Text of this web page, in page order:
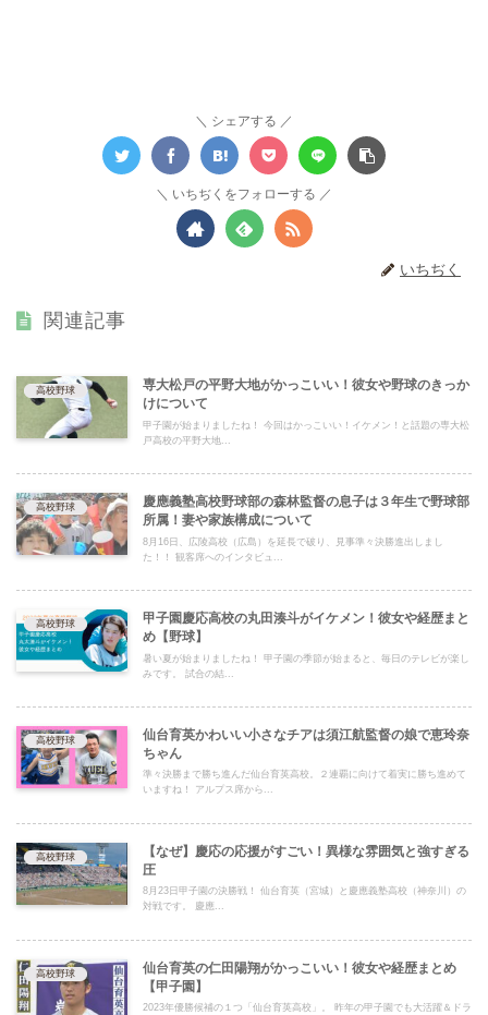
シェアする
いちぢくをフォローする
いちぢく
関連記事
高校野球
専大松戸の平野大地がかっこいい！彼女や野球のきっか
けについて
甲子園が始まりましたね！ 今回はかっこいい！イケメン！と話題の専大松
戸高校の平野大地...
高校野球
慶應義塾高校野球部の森林監督の息子は３年生で野球部
所属！妻や家族構成について
8月16日、広陵高校（広島）を延長で破り、見事準々決勝進出しまし
た！！ 観客席へのインタビュ...
高校野球
甲子園慶応高校の丸田湊斗がイケメン！彼女や経歴まと
め【野球】
暑い夏が始まりましたね！ 甲子園の季節が始まると、毎日のテレビが楽し
みです。 試合の結...
高校野球
仙台育英かわいい小さなチアは須江航監督の娘で恵玲奈
ちゃん
準々決勝まで勝ち進んだ仙台育英高校。２連覇に向けて着実に勝ち進めて
いますね！ アルプス席から...
高校野球
【なぜ】慶応の応援がすごい！異様な雰囲気と強すぎる
圧
8月23日甲子園の決勝戦！ 仙台育英（宮城）と慶應義塾高校（神奈川）の
対戦です。 慶應...
高校野球
仙台育英の仁田陽翔がかっこいい！彼女や経歴まとめ
【甲子園】
2023年優勝候補の１つ「仙台育英高校」。 昨年の甲子園でも大活躍＆ドラ